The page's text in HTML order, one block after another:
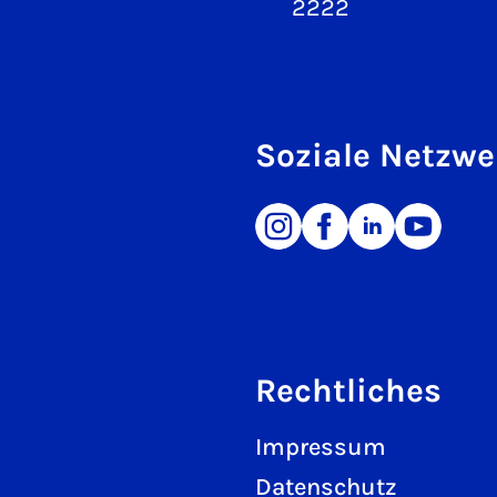
2222
Soziale
Rechtliches
Impressum
Datenschutz